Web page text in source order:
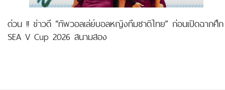
ด่วน !! ข่าวดี “ทัพวอลเล่ย์บอลหญิงทีมชาติไทย” ก่อนเปิดฉากศึก
SEA V Cup 2026 สนามสอง